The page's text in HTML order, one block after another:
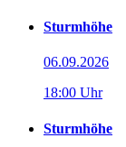
Sturmhöhe
06.09.2026
18:00 Uhr
Sturmhöhe